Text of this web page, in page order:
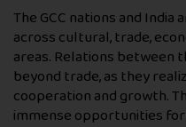
The GCC nations and
across cultural, trade,
areas. Relations between
beyond trade, as they
cooperation and growth.
immense opportunities